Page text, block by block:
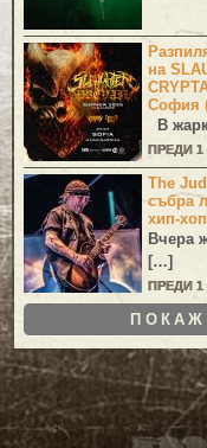
на
София
В
ПРЕДИ
The
събра
хип-
Вчера
[…]
ПРЕДИ